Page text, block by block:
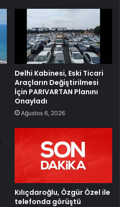
Delhi Kabinesi, Eski Ticari
Araçların Değiştirilmesi
İçin PARIVARTAN Planını
Onayladı
Ağustos 6, 2026
Kılıçdaroğlu, Özgür Özel ile
telefonda görüştü